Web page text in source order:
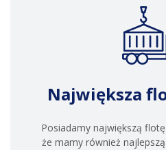
Największa
Posiadamy największą
że mamy również